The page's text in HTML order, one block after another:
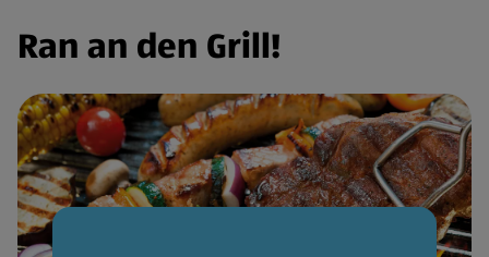
Ran an den Grill!